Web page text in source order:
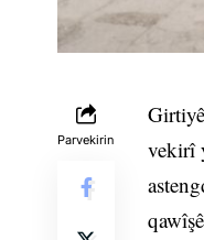
Parvekirin
vekirî